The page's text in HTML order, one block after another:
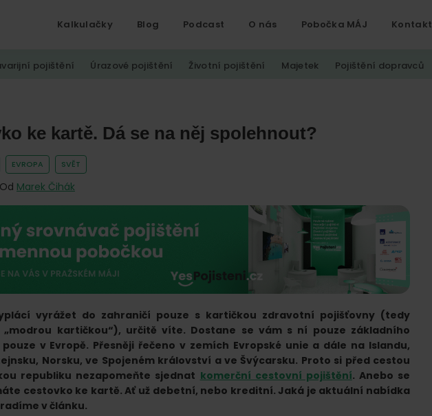
Kalkulačky Blog Podcast O nás Pobočka MÁJ Kontakt
pojištění Úrazové pojištění Životní pojištění Majetek Pojištění dopravců
ke kartě. Dá se na něj spolehnout?
EVROPA SVĚT
Od Marek Čihák
vyrážet do zahraničí pouze s kartičkou zdravotní pojišťovny (tedy
„modrou kartičkou“), určitě víte. Dostane se vám s ní pouze základního
v Evropě. Přesněji řečeno v zemích Evropské unie a dále na Islandu,
Norsku, ve Spojeném království a ve Švýcarsku. Proto si před cestou
republiku nezapomeňte sjednat komerční cestovní pojištění. Anebo se
cestovko ke kartě. Ať už debetní, nebo kreditní. Jaká je aktuální nabídka
v článku.